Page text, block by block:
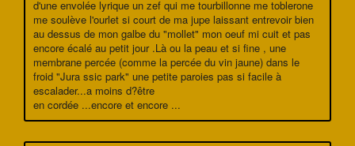
d'une envolée lyrique un zef qui me tourbillonne me toblerone
me soulève l'ourlet si court de ma jupe laissant entrevoir bien
au dessus de mon galbe du "mollet" mon oeuf mi cuit et pas
encore écalé au petit jour .Là ou la peau et si fine , une
membrane percée (comme la percée du vin jaune) dans le
froid "Jura ssic park" une petite paroies pas si facile à
escalader...a moins d?être
en cordée ...encore et encore ...